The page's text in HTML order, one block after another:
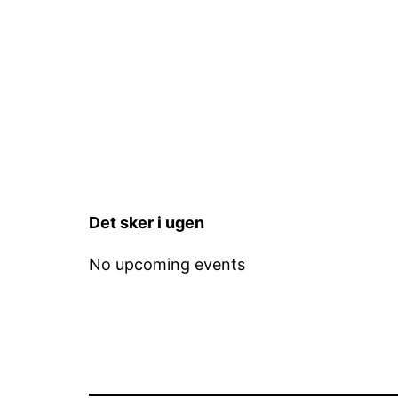
Det sker i ugen
No upcoming events